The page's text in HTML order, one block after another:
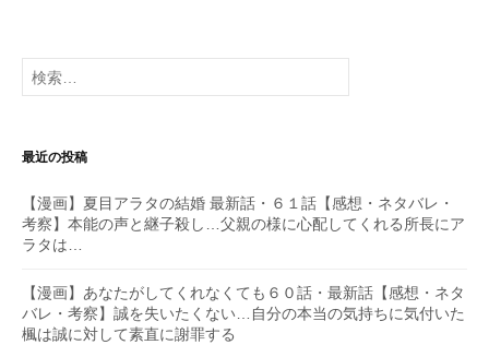
検
索:
最近の投稿
【漫画】夏目アラタの結婚 最新話・６１話【感想・ネタバレ・
考察】本能の声と継子殺し…父親の様に心配してくれる所長にア
ラタは…
【漫画】あなたがしてくれなくても６０話・最新話【感想・ネタ
バレ・考察】誠を失いたくない…自分の本当の気持ちに気付いた
楓は誠に対して素直に謝罪する